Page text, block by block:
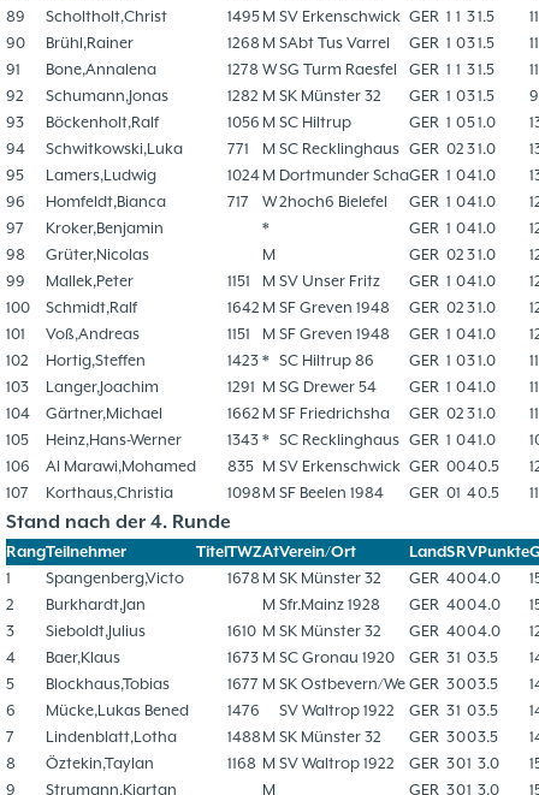
89
Scholtholt,Christ 1495 M SV Erkenschwick GER 1 1 31.5
90
Brühl,Rainer 1268 M SAbt Tus Varrel GER 1 031.5
91
Bone,Annalena 1278 WSG Turm Raesfel GER 1 1 31.5
92
Schumann,Jonas 1282 M SK Münster 32 GER 1 031.5
93
Böckenholt,Ralf 1056 M SC Hiltrup GER 1 051.0
94
Schwitkowski,Luka 771 M SC Recklinghaus GER 02 31.0
95
Lamers,Ludwig 1024 M Dortmunder SchaGER 1 041.0
96
Homfeldt,Bianca 717 W2hoch6 Bielefel GER 1 041.0
97
Kroker,Benjamin * GER 1 041.0
98
Grüter,Nicolas M GER 02 31.0
99
Mallek,Peter 1151 M SV Unser Fritz GER 1 041.0
100
Schmidt,Ralf 1642 M SF Greven 1948 GER 02 31.0
101
Voß,Andreas 1151 M SF Greven 1948 GER 1 041.0
102
Hortig,Steffen 1423 * SC Hiltrup 86 GER 1 031.0
103
Langer,Joachim 1291 M SG Drewer 54 GER 1 041.0
104
Gärtner,Michael 1662 M SF Friedrichsha GER 02 31.0
105
Heinz,Hans-Werner 1343 * SC Recklinghaus GER 1 041.0
106
Al Marawi,Mohamed 835 M SV Erkenschwick GER 0040.5
107
Korthaus,Christia 1098M SF Beelen 1984 GER 01 40.5
Stand nach der 4. Runde
RangTeilnehmer TitelTWZAtVerein/Ort LandSRVPunkte
1
Spangenberg,Victo 1678 M SK Münster 32 GER 4004.0
2
Burkhardt,Jan M Sfr.Mainz 1928 GER 4004.0
3
Sieboldt,Julius 1610 M SK Münster 32 GER 4004.0
4
Baer,Klaus 1673 M SC Gronau 1920 GER 31 03.5
5
Blockhaus,Tobias 1677 M SK Ostbevern/We GER 3003.5
6
Mücke,Lukas Bened 1476 SV Waltrop 1922 GER 31 03.5
7
Lindenblatt,Lotha 1488M SK Münster 32 GER 3003.5
8
Öztekin,Taylan 1168 M SV Waltrop 1922 GER 301 3.0
9
Strumann,Kjartan M GER 301 3.0